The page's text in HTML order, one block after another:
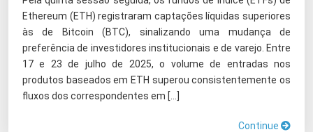
Ethereum (ETH) registraram captações líquidas superiores
às de Bitcoin (BTC), sinalizando uma mudança de
preferência de investidores institucionais e de varejo. Entre
17 e 23 de julho de 2025, o volume de entradas nos
produtos baseados em ETH superou consistentemente os
fluxos dos correspondentes em […]
Continue